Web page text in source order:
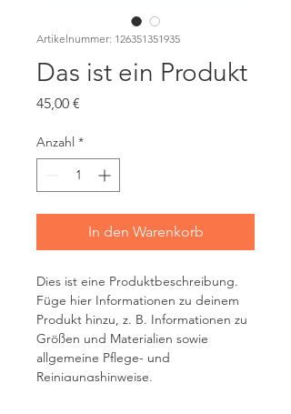
Artikelnummer: 126351351935
Das ist ein Produkt
45,00 €
Anzahl *
In den Warenkorb
Dies ist eine Produktbeschreibung.
Füge hier Informationen zu deinem
Produkt hinzu, z. B. Informationen zu
Größen und Materialien sowie
allgemeine Pflege- und
Reinigungshinweise.